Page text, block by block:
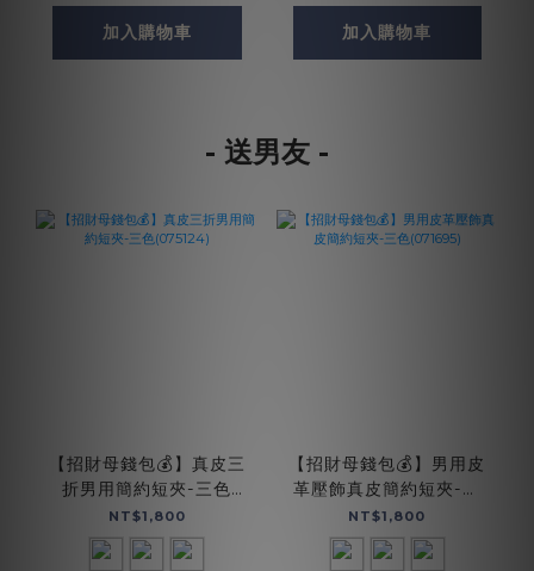
加入購物車 加入購物車
- 送男友 -
【招財母錢包💰】真皮三
折男用簡約短夾-三色
(075124)
NT$1,800
【招財母錢包💰】男用皮
革壓飾真皮簡約短夾-三
色(071695)
NT$1,800